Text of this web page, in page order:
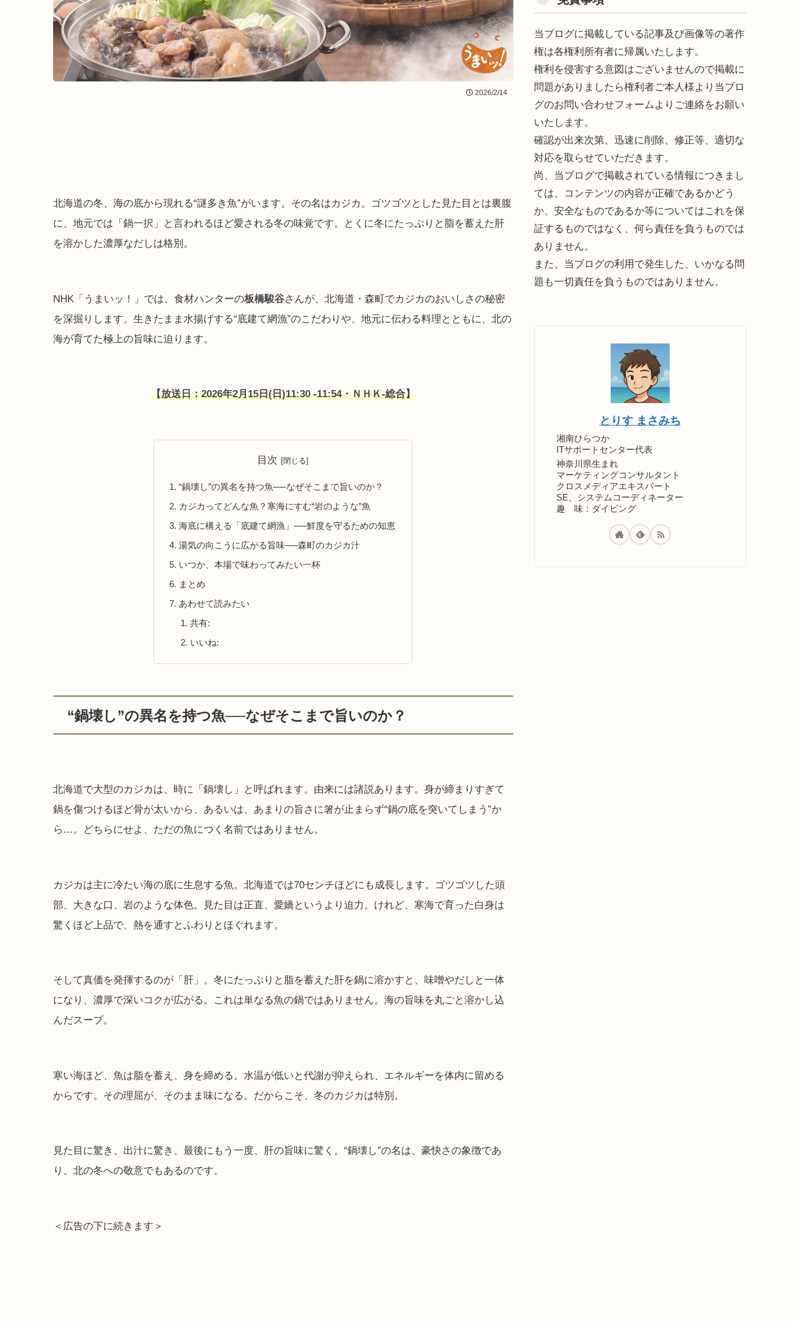
2026/2/14
北海道の冬、海の底から現れる“謎多き魚”がいます。その名はカジカ。ゴツゴツとした見た目とは裏腹
に、地元では「鍋一択」と言われるほど愛される冬の味覚です。とくに冬にたっぷりと脂を蓄えた肝
を溶かした濃厚なだしは格別。
NHK「うまいッ！」では、食材ハンターの板橋駿谷さんが、北海道・森町でカジカのおいしさの秘密
を深掘りします。生きたまま水揚げする“底建て網漁”のこだわりや、地元に伝わる料理とともに、北の
海が育てた極上の旨味に迫ります。
【放送日：2026年2月15日(日)11:30 -11:54・ＮＨＫ-総合】
目次
“鍋壊し”の異名を持つ魚──なぜそこまで旨いのか？
カジカってどんな魚？寒海にすむ“岩のような”魚
海底に構える「底建て網漁」──鮮度を守るための知恵
湯気の向こうに広がる旨味──森町のカジカ汁
いつか、本場で味わってみたい一杯
まとめ
あわせて読みたい
共有:
いいね:
“鍋壊し”の異名を持つ魚──なぜそこまで旨いのか？
北海道で大型のカジカは、時に「鍋壊し」と呼ばれます。由来には諸説あります。身が締まりすぎて
鍋を傷つけるほど骨が太いから、あるいは、あまりの旨さに箸が止まらず“鍋の底を突いてしまう”か
ら…。どちらにせよ、ただの魚につく名前ではありません。
カジカは主に冷たい海の底に生息する魚。北海道では70センチほどにも成長します。ゴツゴツした頭
部、大きな口、岩のような体色。見た目は正直、愛嬌というより迫力。けれど、寒海で育った白身は
驚くほど上品で、熱を通すとふわりとほぐれます。
そして真価を発揮するのが「肝」。冬にたっぷりと脂を蓄えた肝を鍋に溶かすと、味噌やだしと一体
になり、濃厚で深いコクが広がる。これは単なる魚の鍋ではありません。海の旨味を丸ごと溶かし込
んだスープ。
寒い海ほど、魚は脂を蓄え、身を締める。水温が低いと代謝が抑えられ、エネルギーを体内に留める
からです。その理屈が、そのまま味になる。だからこそ、冬のカジカは特別。
見た目に驚き、出汁に驚き、最後にもう一度、肝の旨味に驚く。“鍋壊し”の名は、豪快さの象徴であ
り、北の冬への敬意でもあるのです。
＜広告の下に続きます＞
当ブログに掲載している記事及び画像等の著作
権は各権利所有者に帰属いたします。
権利を侵害する意図はございませんので掲載に
問題がありましたら権利者ご本人様より当ブロ
グのお問い合わせフォームよりご連絡をお願い
いたします。
確認が出来次第、迅速に削除、修正等、適切な
対応を取らせていただきます。
尚、当ブログで掲載されている情報につきまし
ては、コンテンツの内容が正確であるかどう
か、安全なものであるか等についてはこれを保
証するものではなく、何ら責任を負うものでは
ありません。
また、当ブログの利用で発生した、いかなる問
題も一切責任を負うものではありません。
とりす まさみち
湘南ひらつか
ITサポートセンター代表
神奈川県生まれ
マーケティングコンサルタント
クロスメディアエキスパート
SE、システムコーディネーター
趣 味：ダイビング